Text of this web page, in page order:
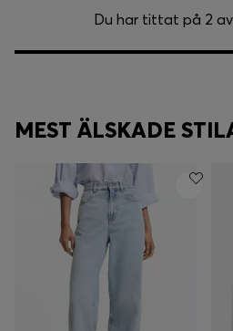
Du har tittat på 2
MEST ÄLSKADE